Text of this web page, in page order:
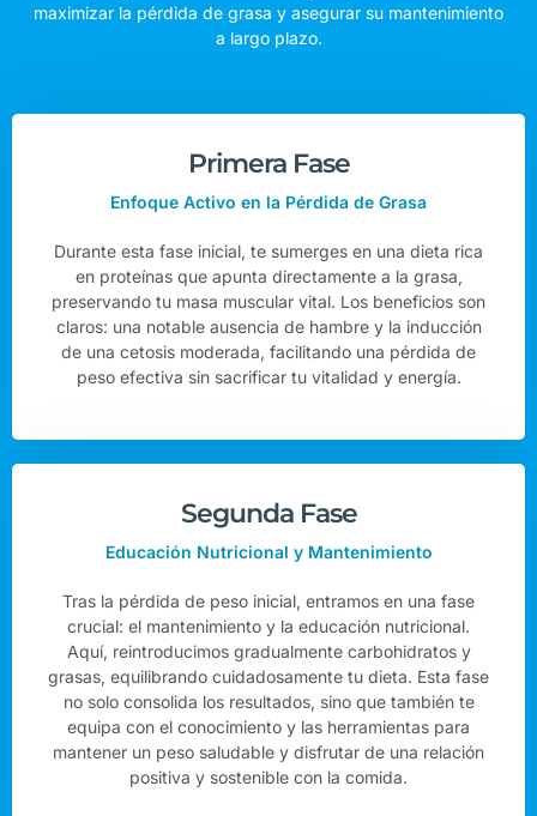
maximizar la pérdida de grasa y asegurar su mantenimiento
a largo plazo.
Primera Fase
Enfoque Activo en la Pérdida de Grasa
Durante esta fase inicial, te sumerges en una dieta rica
en proteínas que apunta directamente a la grasa,
preservando tu masa muscular vital. Los beneficios son
claros: una notable ausencia de hambre y la inducción
de una cetosis moderada, facilitando una pérdida de
peso efectiva sin sacrificar tu vitalidad y energía.
Segunda Fase
Educación Nutricional y Mantenimiento
Tras la pérdida de peso inicial, entramos en una fase
crucial: el mantenimiento y la educación nutricional.
Aquí, reintroducimos gradualmente carbohidratos y
grasas, equilibrando cuidadosamente tu dieta. Esta fase
no solo consolida los resultados, sino que también te
equipa con el conocimiento y las herramientas para
mantener un peso saludable y disfrutar de una relación
positiva y sostenible con la comida.